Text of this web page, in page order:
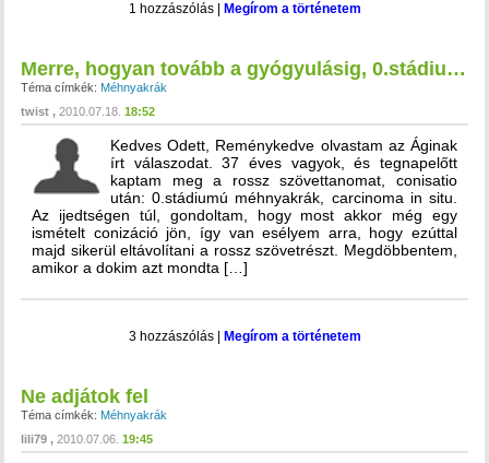
1 hozzászólás| Megírom a történetem
Merre, hogyan tovább a gyógyulásig, 0.stádium esetén?
Téma címkék: Méhnyakrák
twist
2010.07.18. 18:52
Kedves Odett, Reménykedve olvastam az Áginak
írt válaszodat. 37 éves vagyok, és tegnapelőtt
kaptam meg a rossz szövettanomat, conisatio
után: 0.stádiumú méhnyakrák, carcinoma in situ.
Az ijedtségen túl, gondoltam, hogy most akkor még egy
ismételt conizáció jön, így van esélyem arra, hogy ezúttal
majd sikerül eltávolítani a rossz szövetrészt. Megdöbbentem,
amikor a dokim azt mondta […]
3 hozzászólás| Megírom a történetem
Ne adjátok fel
Téma címkék: Méhnyakrák
lili79
2010.07.06. 19:45